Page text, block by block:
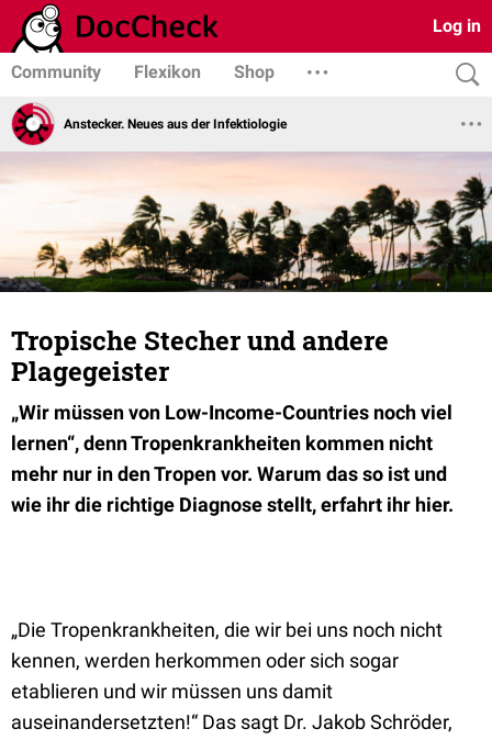
Log in
Community Flexikon Shop
Anstecker. Neues aus der Infektiologie
Tropische Stecher und andere
Plagegeister
„Wir müssen von Low-Income-Countries noch viel
lernen“, denn Tropenkrankheiten kommen nicht
mehr nur in den Tropen vor. Warum das so ist und
wie ihr die richtige Diagnose stellt, erfahrt ihr hier.
„Die Tropenkrankheiten, die wir bei uns noch nicht
kennen, werden herkommen oder sich sogar
etablieren und wir müssen uns damit
auseinandersetzten!“ Das sagt Dr. Jakob Schröder,